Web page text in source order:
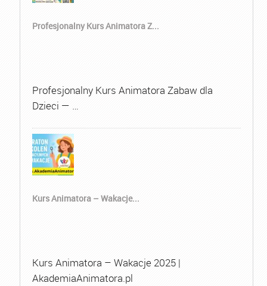
Profesjonalny Kurs Animatora Z...
Profesjonalny Kurs Animatora Zabaw dla
Dzieci — …
Kurs Animatora – Wakacje...
Kurs Animatora – Wakacje 2025 |
AkademiaAnimatora.pl